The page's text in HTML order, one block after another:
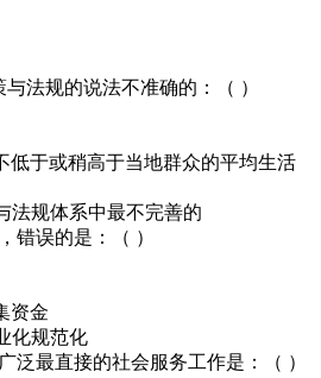
法规的说法不准确的：（ ）
低于或稍高于当地群众的平均生活
法规体系中最不完善的
错误的是：（ ）
资金
化规范化
泛最直接的社会服务工作是：（ ）